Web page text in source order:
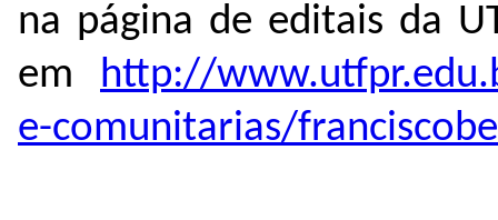
na página de editais da
em http://
e-comunitarias/